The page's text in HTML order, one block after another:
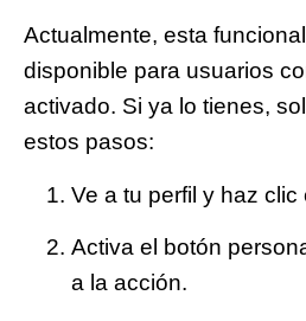
Actualmente, esta
disponible para usuarios
activado. Si ya lo tienes,
estos pasos:
Ve a tu perfil y haz clic
Activa el botón
a la acción.